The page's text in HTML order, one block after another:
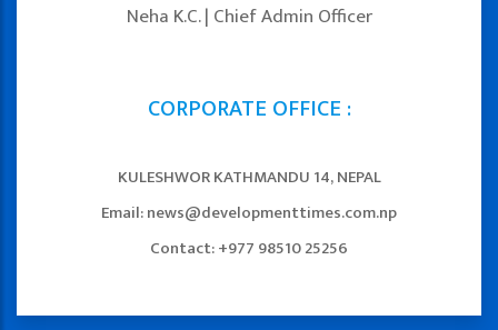
Neha K.C. | Chief Admin Officer
CORPORATE OFFICE :
KULESHWOR KATHMANDU 14, NEPAL
Email: news@developmenttimes.com.np
Contact: +977 98510 25256